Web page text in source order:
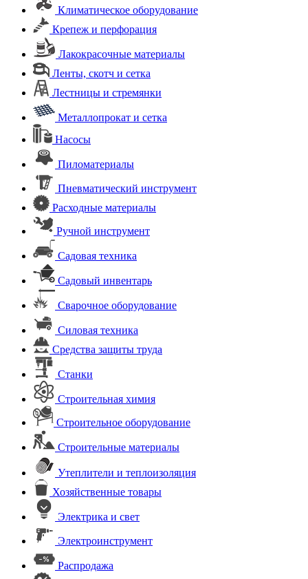
Климатическое оборудование
Крепеж и перфорация
Лакокрасочные материалы
Ленты, скотч и сетка
Лестницы и стремянки
Металлопрокат и сетка
Насосы
Пиломатериалы
Пневматический инструмент
Расходные материалы
Ручной инструмент
Садовая техника
Садовый инвентарь
Сварочное оборудование
Силовая техника
Средства защиты труда
Станки
Строительная химия
Строительное оборудование
Строительные материалы
Утеплители и теплоизоляция
Хозяйственные товары
Электрика и свет
Электроинструмент
Распродажа